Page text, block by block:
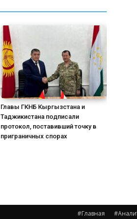
Главы ГКНБ Кыргызстана и
Таджикистана подписали
протокол, поставивший точку в
приграничных спорах
#Главная